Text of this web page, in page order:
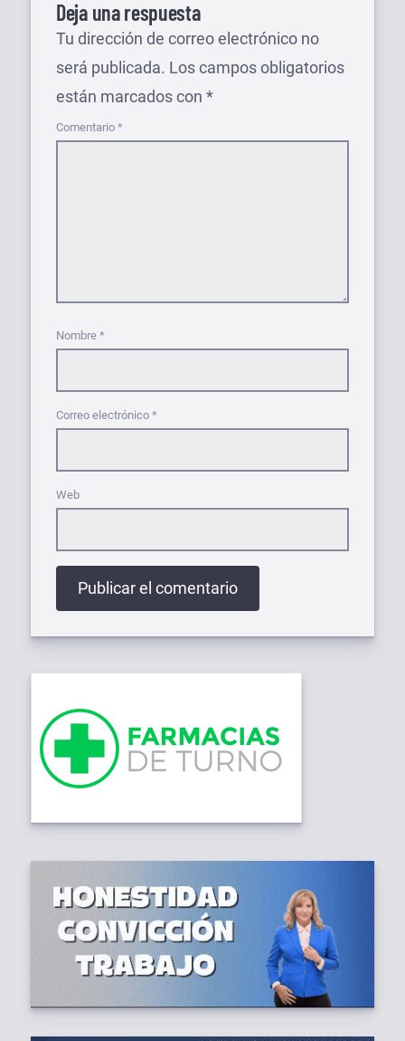
Deja una respuesta
Tu dirección de correo electrónico no
será publicada. Los campos obligatorios
están marcados con *
Comentario *
Nombre *
Correo electrónico *
Web